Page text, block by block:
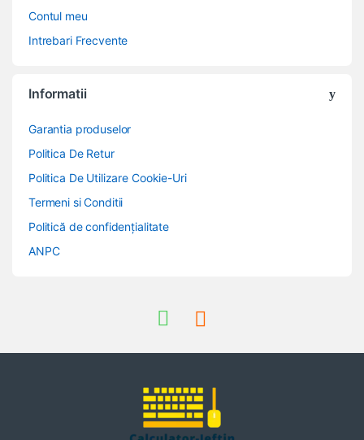
Contul meu
Intrebari Frecvente
Informatii
Garantia produselor
Politica De Retur
Politica De Utilizare Cookie-Uri
Termeni si Conditii
Politică de confidențialitate
ANPC